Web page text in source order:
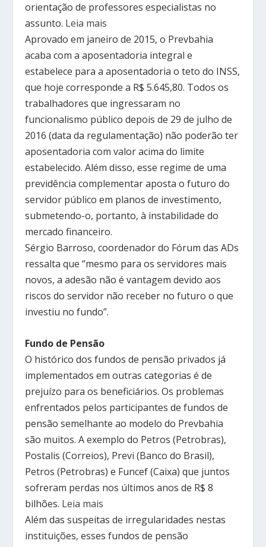
orientação de professores especialistas no
assunto. Leia mais
Aprovado em janeiro de 2015, o Prevbahia
acaba com a aposentadoria integral e
estabelece para a aposentadoria o teto do INSS,
que hoje corresponde a R$ 5.645,80. Todos os
trabalhadores que ingressaram no
funcionalismo público depois de 29 de julho de
2016 (data da regulamentação) não poderão ter
aposentadoria com valor acima do limite
estabelecido. Além disso, esse regime de uma
previdência complementar aposta o futuro do
servidor público em planos de investimento,
submetendo-o, portanto, à instabilidade do
mercado financeiro.
Sérgio Barroso, coordenador do Fórum das ADs
ressalta que “mesmo para os servidores mais
novos, a adesão não é vantagem devido aos
riscos do servidor não receber no futuro o que
investiu no fundo”.
Fundo de Pensão
O histórico dos fundos de pensão privados já
implementados em outras categorias é de
prejuízo para os beneficiários. Os problemas
enfrentados pelos participantes de fundos de
pensão semelhante ao modelo do Prevbahia
são muitos. A exemplo do Petros (Petrobras),
Postalis (Correios), Previ (Banco do Brasil),
Petros (Petrobras) e Funcef (Caixa) que juntos
sofreram perdas nos últimos anos de R$ 8
bilhões. Leia mais
Além das suspeitas de irregularidades nestas
instituições, esses fundos de pensão